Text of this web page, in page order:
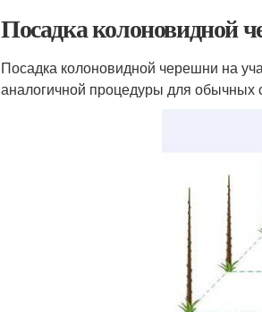
Посадка колоновидной
Посадка колоновидной черешни на
аналогичной процедуры для обычных